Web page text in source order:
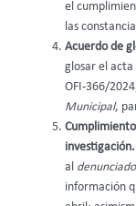
el
las
Acuerdo de
glosar el
OFI-366/
Municipal,
investigación.
al
denunciado
información